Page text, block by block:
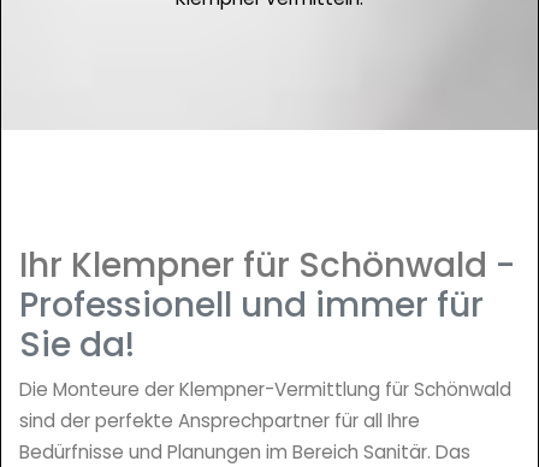
Ihr Klempner für Schönwald -
Professionell und immer für
Sie da!
Die Monteure der Klempner-Vermittlung für Schönwald
sind der perfekte Ansprechpartner für all Ihre
Bedürfnisse und Planungen im Bereich Sanitär. Das